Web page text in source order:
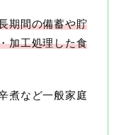
期間の備蓄や貯
加工処理した食
煮など一般家庭